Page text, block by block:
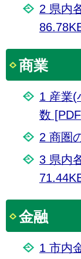
2 県内
商業
1 産業(
数
2 商圏
3 県内
金融
1 市内